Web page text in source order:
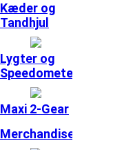
Kæder og
Tandhjul
Lygter og
Speedometer
Maxi 2-Gear
Merchandise